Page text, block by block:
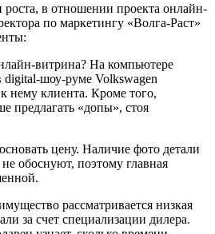
в отношении проекта онлайн-
по маркетингу «Волга-Раст»
витрина? На компьютере
шоу-руме Volkswagen
нему клиента. Кроме того,
предлагать «допы», стоя
цену. Наличие фото детали
обоснуют, поэтому главная
рассматривается низкая
за счет специализации дилера.